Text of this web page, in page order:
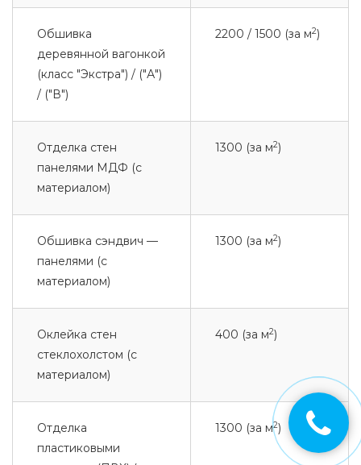
Обшивка
деревянной вагонкой
(класс "Экстра") / ("А")
/ ("В")
2200 / 1500 (за м2)
Отделка стен
панелями МДФ (с
материалом)
1300 (за м2)
Обшивка сэндвич —
панелями (с
материалом)
1300 (за м2)
Оклейка стен
стеклохолстом (с
материалом)
400 (за м2)
Отделка
пластиковыми
1300 (за м2)